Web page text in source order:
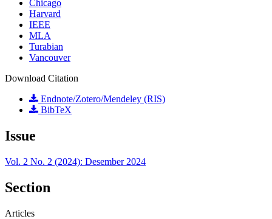
Chicago
Harvard
IEEE
MLA
Turabian
Vancouver
Download Citation
Endnote/Zotero/Mendeley (RIS)
BibTeX
Issue
Vol. 2 No. 2 (2024): Desember 2024
Section
Articles